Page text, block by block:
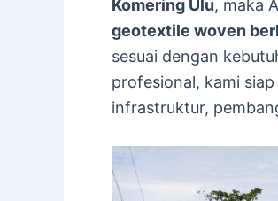
Komering Ulu, maka
geotextile woven
sesuai dengan
profesional, kami
infrastruktur,